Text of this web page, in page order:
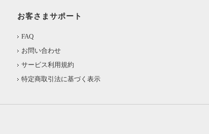
お客さまサポート
FAQ
お問い合わせ
サービス利用規約
特定商取引法に基づく表示